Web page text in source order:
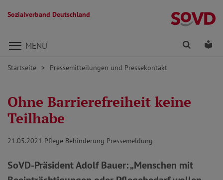
Sozialverband Deutschland
Direkt zu den Inhalten springen
MENÜ Finden
Startseite Pressemitteilungen und Pressekontakt
Ohne Barrierefreiheit keine
Teilhabe
21.05.2021 Pflege Behinderung Pressemeldung
SoVD-Präsident Adolf Bauer: „Menschen mit